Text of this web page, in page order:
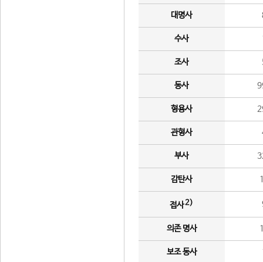
대명사
수사
조사
동사
형용사
관형사
부사
감탄사
접사2)
의존 명사
보조 동사